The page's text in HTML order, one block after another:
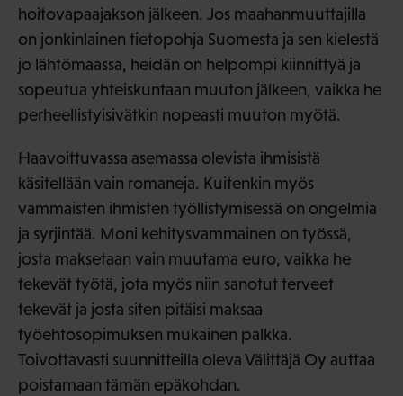
hoitovapaajakson jälkeen. Jos maahanmuuttajilla
on jonkinlainen tietopohja Suomesta ja sen kielestä
jo lähtömaassa, heidän on helpompi kiinnittyä ja
sopeutua yhteiskuntaan muuton jälkeen, vaikka he
perheellistyisivätkin nopeasti muuton myötä.
Haavoittuvassa asemassa olevista ihmisistä
käsitellään vain romaneja. Kuitenkin myös
vammaisten ihmisten työllistymisessä on ongelmia
ja syrjintää. Moni kehitysvammainen on työssä,
josta maksetaan vain muutama euro, vaikka he
tekevät työtä, jota myös niin sanotut terveet
tekevät ja josta siten pitäisi maksaa
työehtosopimuksen mukainen palkka.
Toivottavasti suunnitteilla oleva Välittäjä Oy auttaa
poistamaan tämän epäkohdan.